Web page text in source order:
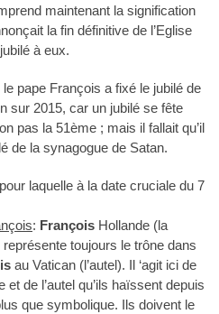
maintenant la signification
la fin définitive de l’Eglise
à eux.
pape François a fixé le jubilé de
sur 2015, car un jubilé se fête
pas la 51ème ; mais il fallait qu’il
de la synagogue de Satan.
laquelle à la date cruciale du 7
: François Hollande (la
toujours le trône dans
au Vatican (l’autel). Il ‘agit ici de
de l’autel qu’ils haïssent depuis
que symbolique. Ils doivent le